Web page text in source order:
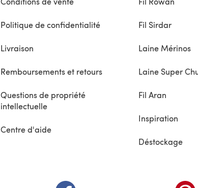
Politique de confidentialité
Livraison
Remboursements et retours
Questions de propriété
intellectuelle
Centre d'aide
Fil Sirdar
Laine Mérinos
Laine Super
Fil Aran
Inspiration
Déstockage